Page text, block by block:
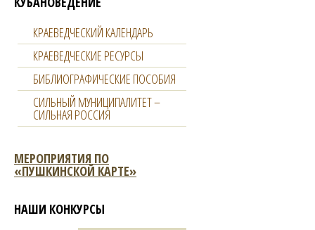
КРАЕВЕДЧЕСКИЙ КАЛЕНДАРЬ
КРАЕВЕДЧЕСКИЕ РЕСУРСЫ
БИБЛИОГРАФИЧЕСКИЕ ПОСОБИЯ
СИЛЬНЫЙ МУНИЦИПАЛИТЕТ –
СИЛЬНАЯ РОССИЯ
МЕРОПРИЯТИЯ ПО
«ПУШКИНСКОЙ КАРТЕ»
НАШИ КОНКУРСЫ